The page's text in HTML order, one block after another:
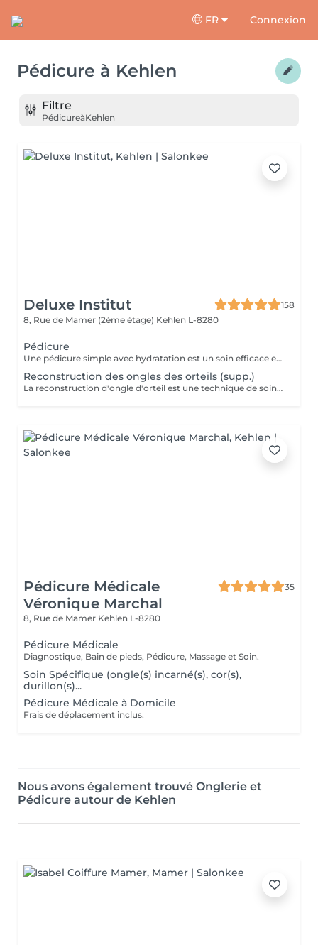
FR Connexion
Pédicure à Kehlen
Filtre
PédicureàKehlen
Deluxe Institut
158
8, Rue de Mamer (2ème étage) Kehlen L-8280
Pédicure
Une pédicure simple avec hydratation est un soin efficace et rapide pour garder vos pieds en bonne santé et hydratés, tout en améliorant leur apparence. Ce soin est parfait pour ceux qui souhaitent entretenir leurs pieds sans avoir besoin d'un bain de pieds. Étapes de la Pédicure Complète "Brésilienne" avec Bains de Pieds : Bain de pieds chaud relaxant, les ongles sont soigneusement coupés, limés et nettoyés. Un polissage peut être effectué pour donner un aspect naturel et brillant à l'ongle. Eliminer les cellules mortes qui s'accumulent à la surface de la peau, ainsi que l'excès de peau qui peut apparaître à certains endroits (comme les cuticules des ongles, les talons ou les coudes). Une crème hydratante riche est appliquée sur l'ensemble des pieds pour nourrir et adoucir la peau. L'hydratation permet de prévenir les zones sèches et de garder les pieds doux et soyeux. Vernis simple ou pose semi-permanent (facultatif) pour tout les soins pedicure.
Reconstruction des ongles des orteils (supp.)
La reconstruction d'ongle d'orteil est une technique de soins esthétiques qui permet de réparer ou de reconstruire un ongle abîmé ou cassé. Grâce à des matériaux spécifiques, ce soin redonne forme à l'ongle et améliore l'apparence des pieds.
Pédicure Médicale
Véronique Marchal
35
8, Rue de Mamer Kehlen L-8280
Pédicure Médicale
Diagnostique, Bain de pieds, Pédicure, Massage et Soin.
Soin Spécifique (ongle(s) incarné(s), cor(s),
durillon(s)...
Pédicure Médicale à Domicile
Frais de déplacement inclus.
Nous avons également trouvé Onglerie et
Pédicure autour de Kehlen